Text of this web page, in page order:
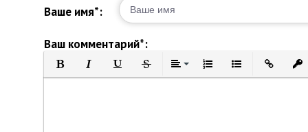
Ваше имя*:
Ваш комментарий*:
Полужирный
КурсивПодчеркнутый
ЗачеркнутыйВыравнивание
Нумерованный список
Маркированный
Вставить